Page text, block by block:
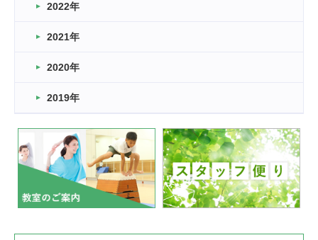
2026.03.11
緑ケ丘体育館
2022.11.03
緑ケ丘体育館
いたっぼーる大会☆彡
緑ケ丘体育館
2022.07.03
市内総合体育大会が開始
緑ケ丘体育館 猪名川運動広場
古池運動広場
2022年
2021年
2020年
2019年